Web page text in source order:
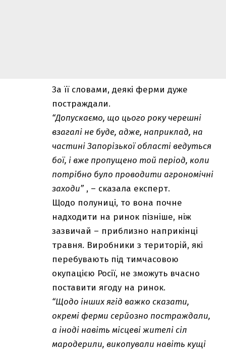
За її словами, деякі ферми дуже
постраждали.
“Допускаємо, що цього року черешні
взагалі не буде, адже, наприклад, на
частині Запорізької області ведуться
бої, і вже пропущено той період, коли
потрібно було проводити агрономічні
заходи” , – сказала експерт.
Щодо полуниці, то вона почне
надходити на ринок пізніше, ніж
зазвичай – приблизно наприкінці
травня. Виробники з територій, які
перебувають під тимчасовою
окупацією Росії, не зможуть вчасно
поставити ягоду на ринок.
“Щодо інших ягід важко сказати,
окремі ферми серйозно постраждали,
а іноді навіть місцеві жителі сіл
мародерили, викопували навіть кущі